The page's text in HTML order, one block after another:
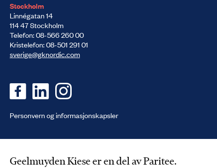
Stockholm
Linnégatan 14
114 47 Stockholm
Telefon: 08-566 260 00
Kristelefon: 08-501 291 01
sverige@gknordic.com
Personvern og informasjons­kapsler
Geelmuyden Kiese er en del av Paritee.